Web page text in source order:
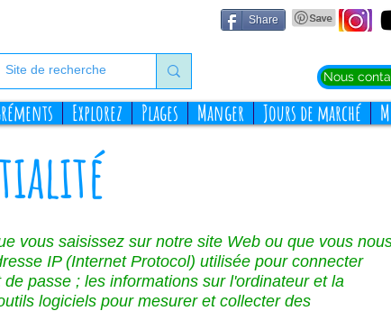
Share
Nous
Explorez Plages Manger Jours de marché
vous saisissez sur notre site Web ou que vous
IP (Internet Protocol) utilisée pour connecter
passe ; les informations sur l'ordinateur et la
logiciels pour mesurer et collecter des